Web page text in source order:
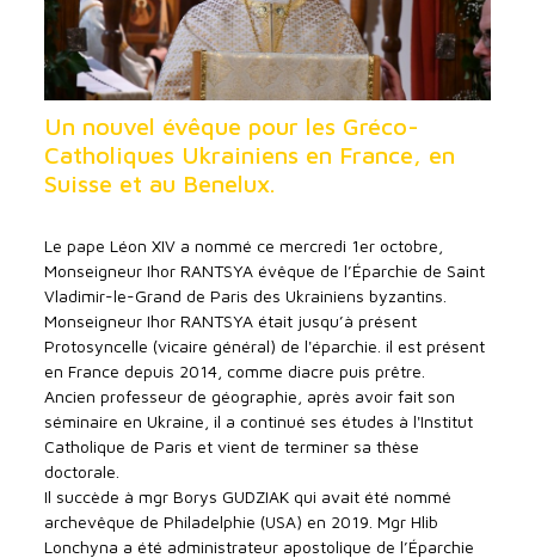
Un nouvel évêque pour les Gréco-
Catholiques Ukrainiens en France, en
Suisse et au Benelux.
Le pape Léon XIV a nommé ce mercredi 1er octobre,
Monseigneur Ihor RANTSYA évêque de l’Éparchie de Saint
Vladimir-le-Grand de Paris des Ukrainiens byzantins.
Monseigneur Ihor RANTSYA était jusqu’à présent
Protosyncelle (vicaire général) de l'éparchie. il est présent
en France depuis 2014, comme diacre puis prêtre.
Ancien professeur de géographie, après avoir fait son
séminaire en Ukraine, il a continué ses études à l'Institut
Catholique de Paris et vient de terminer sa thèse
doctorale.
Il succède à mgr Borys GUDZIAK qui avait été nommé
archevêque de Philadelphie (USA) en 2019. Mgr Hlib
Lonchyna a été administrateur apostolique de l’Éparchie